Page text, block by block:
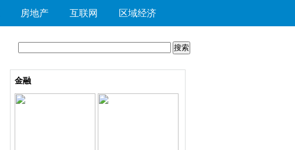
房地产 互联网 区域经济
金融